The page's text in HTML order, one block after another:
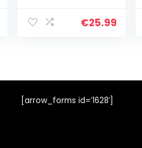
€25.99
[arrow_forms id=’1628′]